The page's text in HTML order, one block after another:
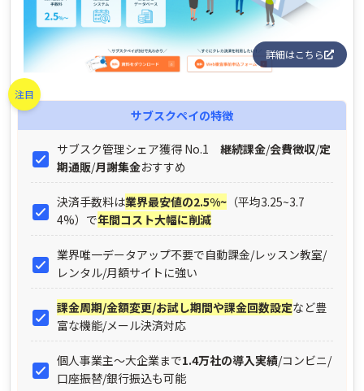
詳細はこちら
注目
サブスクペイの特徴
サブスク管理シェア獲得 No.1 継続課金/会費徴収/定
期通販/月謝集金おすすめ
決済手数料は業界最安値の2.5%~ （平均3.25~3.7
4%）で年間コスト大幅に削減
業界唯一データアップ不要で自動課金/レッスン教室/
レンタル/月額サイトに強い
課金周期/金額変更/お試し期間や課金回数設定など豊
富な機能/メール決済対応
個人事業主～大企業まで1.4万社の導入実績/コンビニ/
口座振替/銀行振込も可能